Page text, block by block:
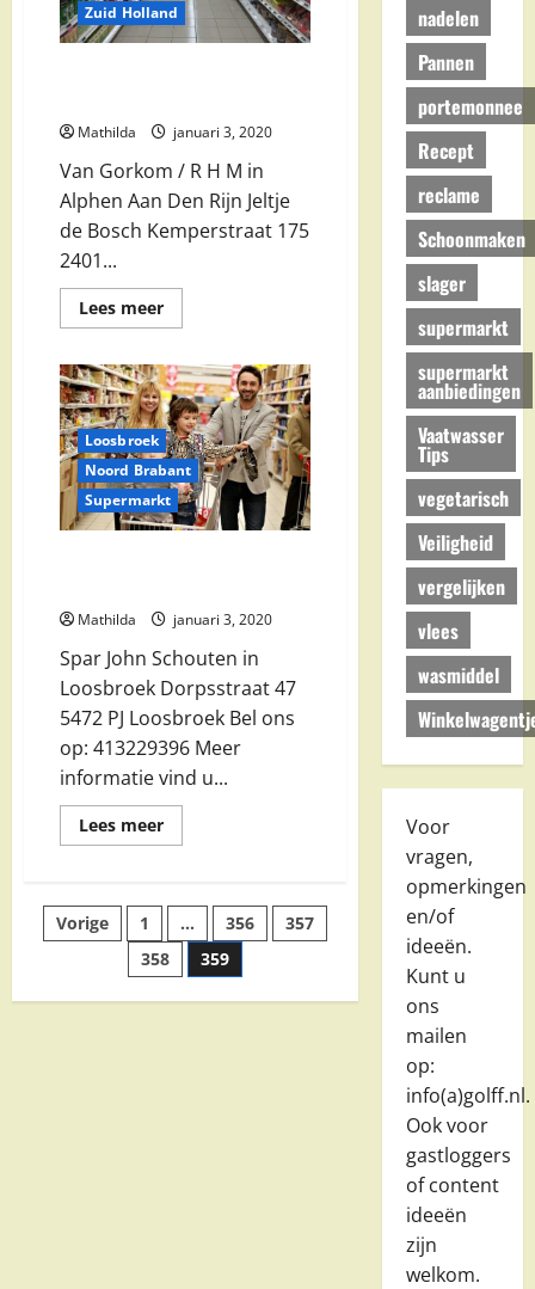
Zuid Holland
Mathilda januari 3, 2020
Van Gorkom / R H M in
Alphen Aan Den Rijn Jeltje
de Bosch Kemperstraat 175
2401...
Lees meerLees
meer
Gorkom
/
R
H
M
in
Alphen
Aan
Den
Rijn
Loosbroek
Noord Brabant
Supermarkt
Mathilda januari 3, 2020
Spar John Schouten in
Loosbroek Dorpsstraat 47
5472 PJ Loosbroek Bel ons
op: 413229396 Meer
informatie vind u...
Lees meerLees
meer
Schouten
Loosbroek
Berichten
paginering
Vorige 1 … 356
357
358
359
nadelen
Pannen
portemonnee
Recept
reclame
Schoonmaken
slager
supermarkt
supermarkt
aanbiedingen
Vaatwasser
Tips
vegetarisch
Veiligheid
vergelijken
vlees
wasmiddel
Voor
vragen,
opmerkingen
en/of
ideeën.
Kunt u
ons
mailen
op:
info(a)golff.nl.
Ook voor
gastloggers
of content
ideeën
zijn
welkom.